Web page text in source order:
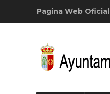
Pagina Web Oficial